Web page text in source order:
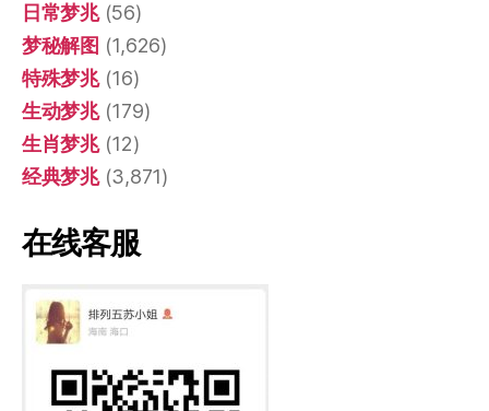
日常梦兆(56)
梦秘解图 (1,626)
特殊梦兆(16)
生动梦兆(179)
生肖梦兆(12)
经典梦兆(3,871)
在线客服